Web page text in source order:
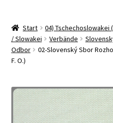
Start 04) Tschechoslowakei
/ Slowakei
Verbände
Odbor
02-Slovenský Sbor
F. O.)